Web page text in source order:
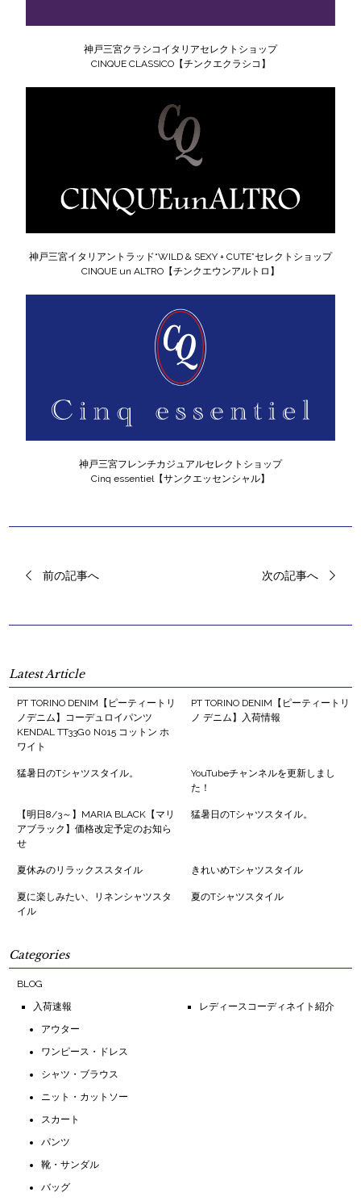
神戸三宮クラシコイタリアセレクトショップ
CINQUE CLASSICO【チンクエクラシコ】
神戸三宮イタリアントラッド“WILD & SEXY + CUTE”セレクトショップ
CINQUE un ALTRO【チンクエウンアルトロ】
神戸三宮フレンチカジュアルセレクトショップ
Cinq essentiel【サンクエッセンシャル】
前の記事へ 次の記事へ
Latest Article
PT TORINO DENIM【ピーティートリ
ノデニム】コーデュロイパンツ
KENDAL TT33G0 N015 コットン ホ
ワイト
PT TORINO DENIM【ピーティートリ
ノ デニム】入荷情報
猛暑日のTシャツスタイル。
YouTubeチャンネルを更新しまし
た！
【明日8/3～】MARIA BLACK【マリ
アブラック】価格改定予定のお知ら
せ
猛暑日のTシャツスタイル。
夏休みのリラックススタイル きれいめTシャツスタイル
夏に楽しみたい、リネンシャツスタ
イル
夏のTシャツスタイル
Categories
BLOG
入荷速報
アウター
ワンピース・ドレス
シャツ・ブラウス
ニット・カットソー
スカート
パンツ
靴・サンダル
バッグ
レディースコーディネイト紹介